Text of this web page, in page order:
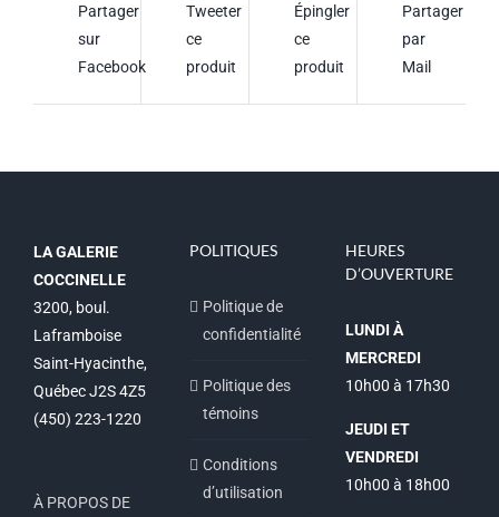
Partager
sur
Facebook
Tweeter
ce
produit
Épingler
ce
produit
Partager
par
Mail
LA GALERIE
COCCINELLE
3200, boul.
Laframboise
Saint-Hyacinthe,
Québec J2S 4Z5
(450) 223-1220
À PROPOS DE
POLITIQUES
Politique de
confidentialité
Politique des
témoins
Conditions
d’utilisation
HEURES
D’OUVERTURE
LUNDI À
MERCREDI
10h00 à 17h30
JEUDI ET
VENDREDI
10h00 à 18h00